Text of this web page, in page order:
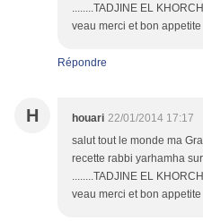
........TADJINE EL
veau merci et bon appetite
Répondre
H houari 22/01/2014 17:17
salut tout le monde ma
recette rabbi yarhamha
........TADJINE EL
veau merci et bon appetite